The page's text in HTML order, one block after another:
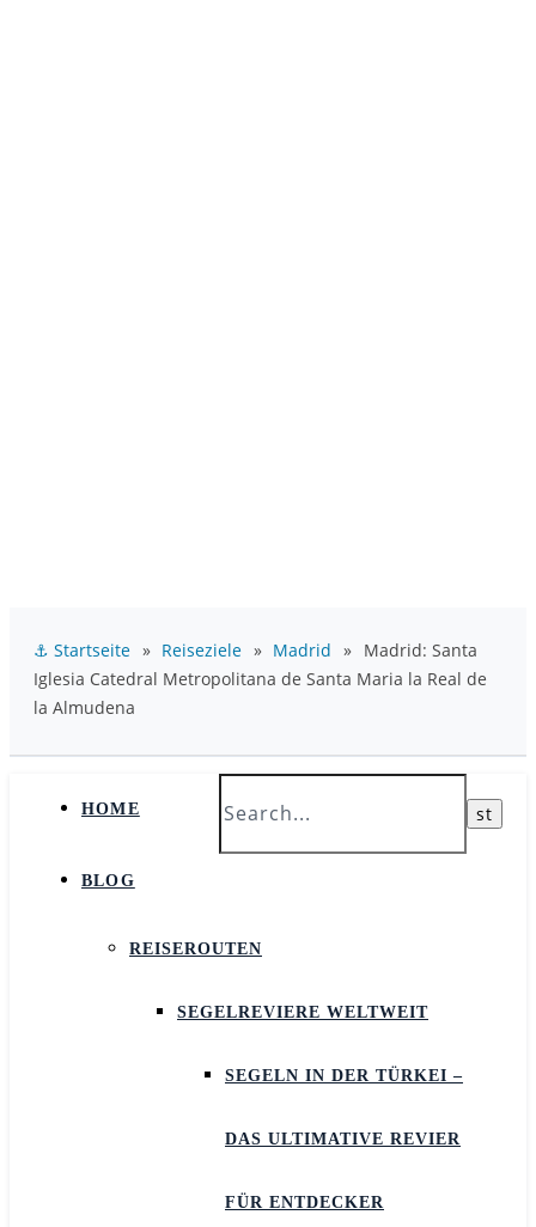
⚓ Startseite » Reiseziele » Madrid » Madrid: Santa
Iglesia Catedral Metropolitana de Santa Maria la Real de
la Almudena
HOME
BLOG
REISEROUTEN
SEGELREVIERE WELTWEIT
SEGELN IN DER TÜRKEI –
DAS ULTIMATIVE REVIER
FÜR ENTDECKER